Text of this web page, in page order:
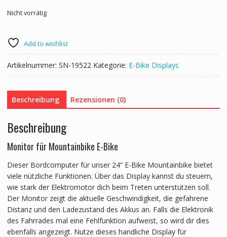
Nicht vorrätig
Add to wishlist
Artikelnummer: SN-19522 Kategorie: E-Bike Displays
Beschreibung Rezensionen (0)
Beschreibung
Monitor für Mountainbike E-Bike
Dieser Bordcomputer für unser 24“ E-Bike Mountainbike bietet
viele nützliche Funktionen. Über das Display kannst du steuern,
wie stark der Elektromotor dich beim Treten unterstützen soll.
Der Monitor zeigt die aktuelle Geschwindigkeit, die gefahrene
Distanz und den Ladezustand des Akkus an. Falls die Elektronik
des Fahrrades mal eine Fehlfunktion aufweist, so wird dir dies
ebenfalls angezeigt. Nutze dieses handliche Display für